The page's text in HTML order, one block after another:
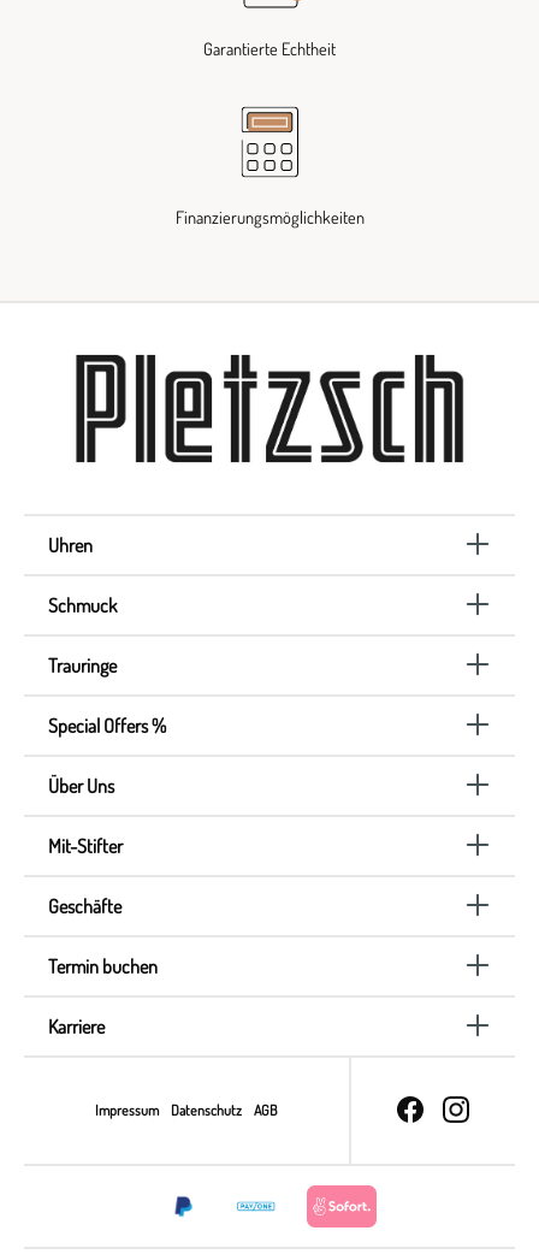
Garantierte Echtheit
Finanzierungsmöglichkeiten
Uhren
Schmuck
Trauringe
Special Offers %
Über Uns
Mit-Stifter
Geschäfte
Termin buchen
Karriere
Impressum Datenschutz AGB